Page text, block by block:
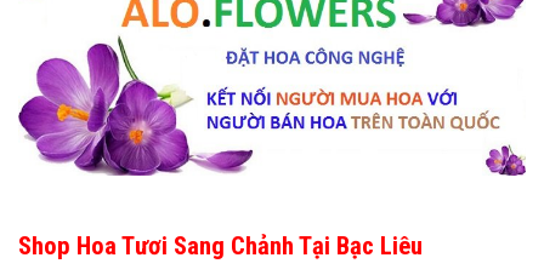
Shop Hoa Tươi Sang Chảnh Tại Bạc Liêu